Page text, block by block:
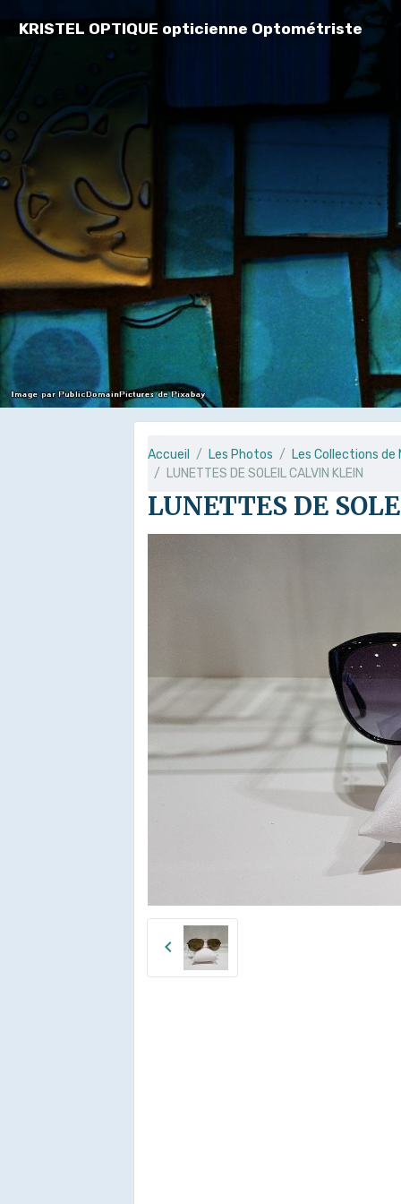
KRISTEL OPTIQUE opticienne Optométriste
Accueil Les Photos
Les Collections
LUNETTES DE SOLEIL CALVIN KLEIN
LUNETTES DE